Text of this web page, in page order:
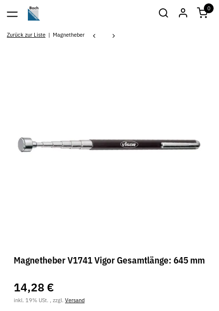
0
Zurück zur Liste Magnetheber
Magnetheber V1741 Vigor Gesamtlänge: 645 mm
14,28 €
inkl. 19% USt. , zzgl. Versand